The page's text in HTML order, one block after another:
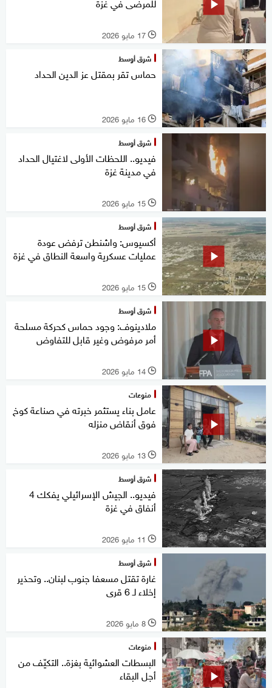
l 17 مايو 2026
شرق أوسط
حماس تقر بمقتل عز الدين الحداد
l 16 مايو 2026
شرق أوسط
فيديو.. اللحظات الأولى لاغتيال الحداد
في مدينة غزة
l 15 مايو 2026
شرق أوسط
أكسيوس: واشنطن ترفض عودة
عمليات عسكرية واسعة النطاق في غزة
l 15 مايو 2026
شرق أوسط
ملادينوف: وجود حماس كحركة مسلحة
أمر مرفوض وغير قابل للتفاوض
l 14 مايو 2026
منوعات
عامل بناء يستثمر خبرته في صناعة كوخ
فوق أنقاض منزله
l 13 مايو 2026
شرق أوسط
فيديو.. الجيش الإسرائيلي يفكك 4
أنفاق في غزة
l 11 مايو 2026
شرق أوسط
غارة تقتل مسعفا جنوب لبنان.. وتحذير
إخلاء لـ 6 قرى
l 8 مايو 2026
منوعات
البسطات العشوائية بغزة.. التكيّف من
أجل البقاء